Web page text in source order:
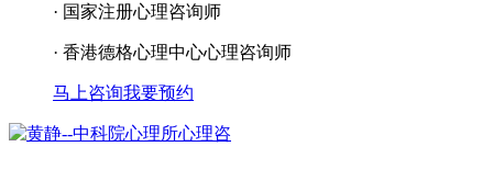
· 国家注册心理咨询师
· 香港德格心理中心心理咨询师
马上咨询我要预约